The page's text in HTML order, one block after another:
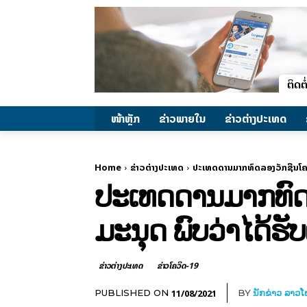
ໜ້າຫຼັກ ຂ່າວພາຍ​ໃນ ຂ່າວຕ່າງປະເທດ
Home ຂ່າວຕ່າງປະເທດ ປະເທດດານມາກທົດລອງວັກຊີນ
ປະເທດດານມາກທົ
ມະນຸດ ພົບວ່າໄດ້ຮັ
ຂ່າວຕ່າງປະເທດ ຂ່າວໂຄວິດ-19
PUBLISHED ON 11/08/2021 BYນັກຂ່າວ ລາວ